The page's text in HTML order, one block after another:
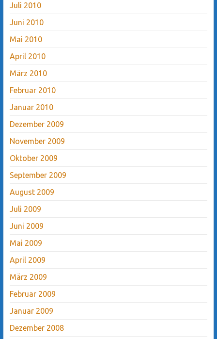
Juli 2010
Juni 2010
Mai 2010
April 2010
März 2010
Februar 2010
Januar 2010
Dezember 2009
November 2009
Oktober 2009
September 2009
August 2009
Juli 2009
Juni 2009
Mai 2009
April 2009
März 2009
Februar 2009
Januar 2009
Dezember 2008